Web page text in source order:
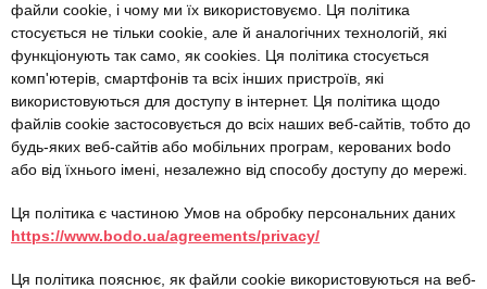
файли cookie, і чому ми їх використовуємо. Ця політика
стосується не тільки cookie, але й аналогічних технологій, які
функціонують так само, як cookies. Ця політика стосується
комп'ютерів, смартфонів та всіх інших пристроїв, які
використовуються для доступу в інтернет. Ця політика щодо
файлів cookie застосовується до всіх наших веб-сайтів, тобто до
будь-яких веб-сайтів або мобільних програм, керованих bodo
або від їхнього імені, незалежно від способу доступу до мережі.
Ця політика є частиною Умов на обробку персональних даних
https://www.bodo.ua/agreements/privacy/
Ця політика пояснює, як файли cookie використовуються на веб-